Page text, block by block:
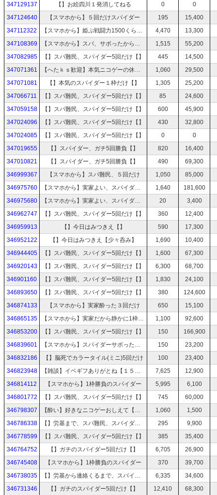
347129137
【】お絵四川１発消してねる 0
0
347124640
【スマホから】５回だけスパイダー 195
15,400
347112322
【スマホから】姫ぷ戦闘力1500くらい成長するまで付き合って 4,470
13,300
347108369
【スマホから】スパ、サボったから５回だけキメる 1,515
55,200
347082985
【】スパ難民、スパイダー5回だけ【】 445
14,500
347071361
【へたｋｓ歓迎】本気ニコゲーの休憩所【ゲーム貼って】 1,060
29,500
347071081
【】本気のスパイダー１枠だけ【】 1,305
25,200
347066711
【】スパ難民、スパイダー5回だけ【】 85
24,600
347059158
【】スパ難民、スパイダー5回だけ【】 600
45,900
347024096
【】スパ難民、スパイダー5回だけ【】 430
32,800
347024085
【】スパ難民、スパイダー5回だけ【】 0
0
347019655
【】スパイダー、ガチ5回勝負【】 820
16,400
347010821
【】スパイダー、ガチ5回勝負【】 490
69,300
346999367
【スマホから】スパ難民、５回だけ 1,050
85,000
346975760
【スマホから】実家よい、スパイダー５回勝負 1,640
181,600
346975680
【スマホから】実家よい、スパイダー５回勝負 20
3,400
346962747
【】スパ難民、スパイダー5回だけ【】 360
12,400
346959913
【】今日はみつきえ【】 590
17,300
346952122
【】今日はみつきえ【少々呑み】 1,690
10,400
346944405
【】スパ難民、スパイダー5回だけ【】 1,600
67,300
346920143
【】スパ難民、スパイダー5回だけ【】 6,300
68,700
346901160
【】スパ難民、スパイダー5回だけ【】 1,830
24,100
346893650
【】スパ難民、スパイダー5回だけ【】 380
124,600
346874133
【スマホから】実家酔った３回だけ 650
15,100
346865135
【スマホから】実家だから静かに1枠スパイダやる 1,100
92,600
346853200
【】スパ難民、スパイダー5回だけ【】 150
166,900
346839601
【スマホから】スパイダーサボった分だけやって寝る 150
23,200
346832186
【】脳死でカラータイル(ミニ)5回だけ 100
23,400
346823948
【雑談】イベギフありがとね【１５分だけ】 7,625
12,900
346814112
【スマホから】1枠勝負のスパイダー 5,995
6,100
346801772
【】スパ難民、スパイダー5回だけ【】 745
60,000
346798307
【酔い】好きなニコゲーおしえて【１枠だけ】 1,060
1,500
346786338
【】労基まで、スパ難民、スパイダー5回だけ【】 295
9,900
346778599
【】スパ難民、スパイダー5回だけ【】 385
35,400
346764752
【】ガチのスパイダー5回だけ【】 6,705
26,900
346745408
【スマホから】1枠勝負のスパイダー 370
39,700
346738035
【】労基から連絡くるまで、スパイダー難民【】 6,335
34,600
346731346
【】ガチのスパイダー5回だけ【】 12,410 68,300